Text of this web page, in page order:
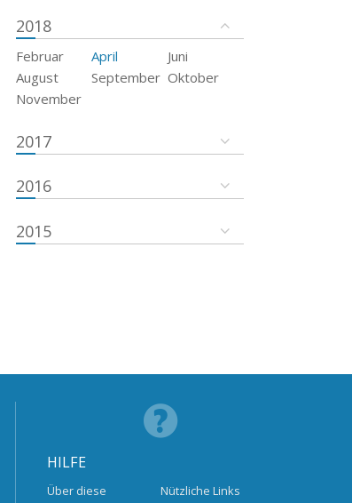
2018
Februar April
Juni
August
September Oktober
November
2017
2016
2015
HILFE
Über diese
Nützliche Links